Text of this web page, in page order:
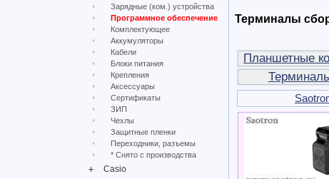
Зарядные (ком.) устройства
Программное обеспечение
Комплектующее
Аккумуляторы
Кабели
Блоки питания
Крепления
Аксессуары
Сертификаты
ЗИП
Чехлы
Защитные пленки
Переходники, разъемы
* Снято с производства
Casio
Терминалы
Планшетные